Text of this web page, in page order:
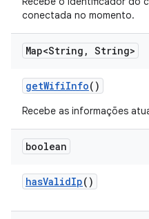
conectada no momento.
Map<String , String>
getWifiInfo()
Recebe as informações
boolean
hasValidIp()